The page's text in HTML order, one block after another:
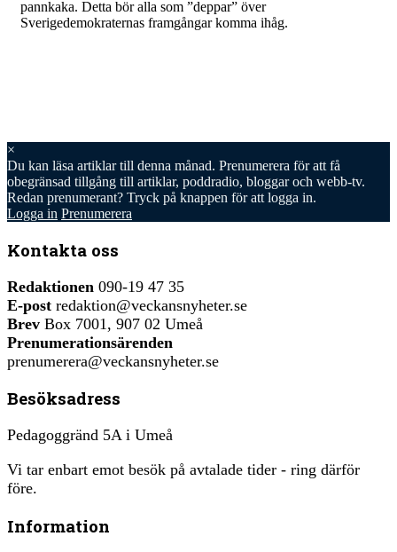
pannkaka. Detta bör alla som ”deppar” över
Sverigedemokraternas framgångar komma ihåg.
×
Du kan läsa artiklar till denna månad. Prenumerera för att få
obegränsad tillgång till artiklar, poddradio, bloggar och webb-tv.
Redan prenumerant? Tryck på knappen för att logga in.
Logga in Prenumerera
Kontakta oss
Redaktionen 090-19 47 35
E-post redaktion@veckansnyheter.se
Brev Box 7001, 907 02 Umeå
Prenumerationsärenden
prenumerera@veckansnyheter.se
Besöksadress
Pedagoggränd 5A i Umeå
Vi tar enbart emot besök på avtalade tider - ring därför
före.
Information